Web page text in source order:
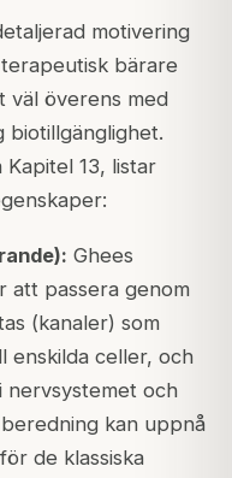
motivering
bärare
väl överens med
biotillgänglighet.
Kapitel 13, listar
Ghees
att passera genom
(kanaler) som
enskilda celler, och
nervsystemet och
kan uppnå
de klassiska